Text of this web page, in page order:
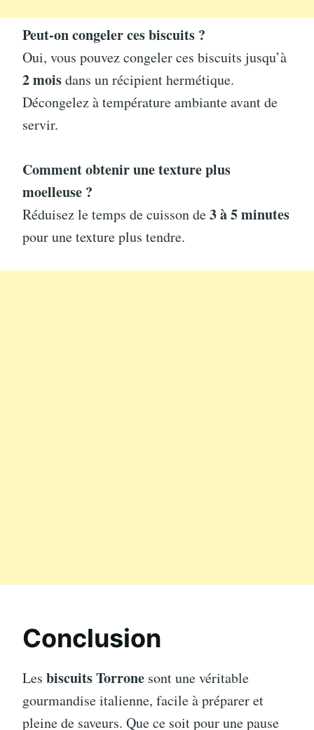
Peut-on congeler ces biscuits ?
Oui, vous pouvez congeler ces biscuits jusqu’à
2 moisdans un récipient hermétique.
Décongelez à température ambiante avant de
servir.
Comment obtenir une texture plus
moelleuse ?
Réduisez le temps de cuisson de3 à 5 minutes
pour une texture plus tendre.
Conclusion
Les biscuits Torrone sont une véritable
gourmandise italienne, facile à préparer et
pleine de saveurs. Que ce soit pour une pause